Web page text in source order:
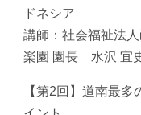
ドネシア
講師：社会福祉法
楽園 園長 水沢 宜
【第2回】道南最